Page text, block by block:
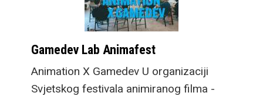
Gamedev Lab Animafest
Animation X Gamedev U organizaciji
Svjetskog festivala animiranog filma -